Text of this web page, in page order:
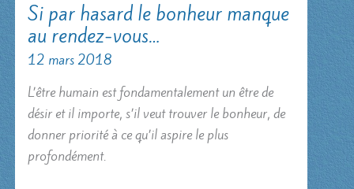
Si par hasard le bonheur manque
au rendez-vous…
12 mars 2018
L’être humain est fondamentalement un être de
désir et il importe, s’il veut trouver le bonheur, de
donner priorité à ce qu’il aspire le plus
profondément.